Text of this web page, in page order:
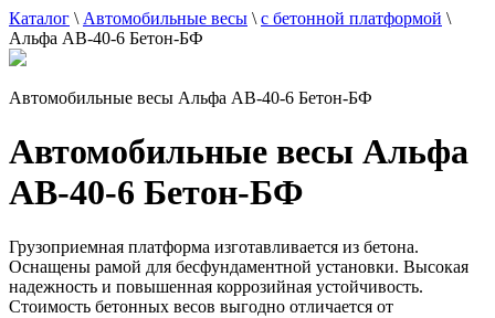
Каталог \ Автомобильные весы \ с бетонной платформой \
Альфа АВ-40-6 Бетон-БФ
Автомобильные весы Альфа АВ-40-6 Бетон-БФ
Автомобильные весы Альфа
АВ-40-6 Бетон-БФ
Грузоприемная платформа изготавливается из бетона.
Оснащены рамой для бесфундаментной установки. Высокая
надежность и повышенная коррозийная устойчивость.
Стоимость бетонных весов выгодно отличается от